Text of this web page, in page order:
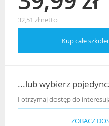
32,51 zł netto
Kup całe
...lub wybierz
I otrzymaj dostęp do
ZOBACZ